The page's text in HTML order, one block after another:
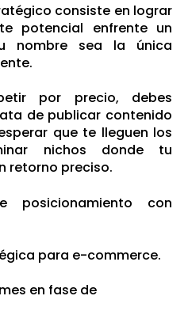
consiste en lograr
potencial enfrente un
nombre sea la única
por precio, debes
de publicar contenido
que te lleguen los
nichos donde tu
retorno preciso.
posicionamiento con
para e-commerce.
en fase de